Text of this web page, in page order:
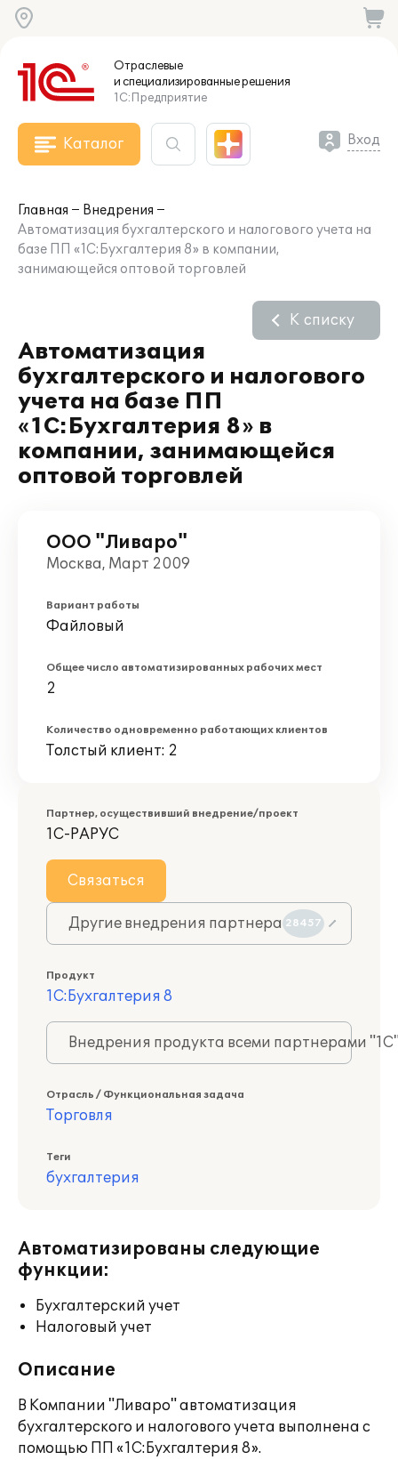
Отраслевые
и специализированныерешения
1С:Предприятие
Каталог Вход
Главная
Внедрения
Автоматизация бухгалтерского и налогового учета на
базе ПП «1С:Бухгалтерия 8» в компании,
занимающейся оптовой торговлей
Автоматизация
бухгалтерского и налогового
учета на базе ПП
«1С:Бухгалтерия 8» в
компании, занимающейся
оптовой торговлей
К списку
ООО "Ливаро"
Москва, Март 2009
Вариант работы
Файловый
Общее число автоматизированных рабочих мест
2
Количество одновременно работающих клиентов
Толстый клиент: 2
Партнер, осуществивший внедрение/проект
1С-РАРУС
Связаться
Другие внедрения партнера 28457
Продукт
1С:Бухгалтерия 8
Внедрения продукта всеми партнерами
Отрасль / Функциональная задача
Торговля
Теги
бухгалтерия
Автоматизированы следующие
функции:
Бухгалтерский учет
Налоговый учет
Описание
В Компании "Ливаро" автоматизация
бухгалтерского и налогового учета выполнена с
помощью ПП «1С:Бухгалтерия 8».